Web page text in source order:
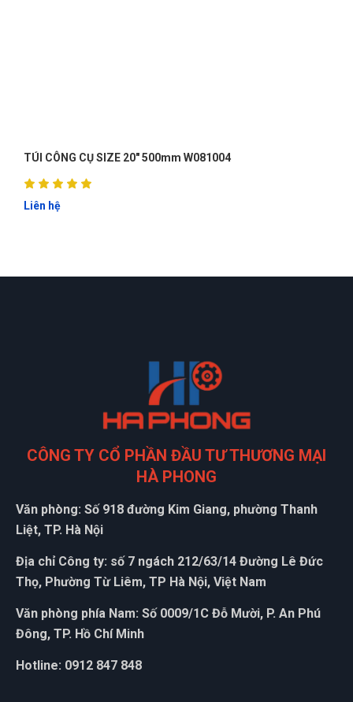
T
Tuyền
QV
Quốc Việt
(Đánh giá 1 năm trước)
Lúc nào liên hệ cũng có người tư vấn ,tôi cảm thấy rất yên
PQ
Phú Quốc
muốn mua hàng chuẩn sịn phải mua ở đây, nhiều bên lương
THÙNG NHỰA ĐỰNG ĐỒ NGHỀ 22.5" (572 x 300 x 295MM)
W083017
CÔNG TY CỔ PHẦN ĐẦU TƯ THƯƠNG MẠI
HÀ PHONG
Văn phòng: Số 918 đường Kim Giang, phường Thanh
Liệt, TP. Hà Nội
Địa chỉ Công ty: số 7 ngách 212/63/14 Đường Lê Đức
Thọ, Phường Từ Liêm, TP Hà Nội, Việt Nam
Văn phòng phía Nam: Số 0009/1C Đỗ Mười, P. An Phú
Đông, TP. Hồ Chí Minh
Hotline: 0912 847 848